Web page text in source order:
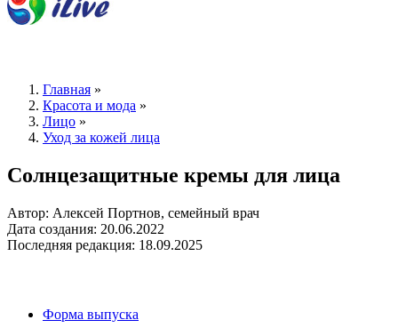
Главная »
Красота и мода »
Лицо »
Уход за кожей лица
Солнцезащитные кремы для лица
Автор: Алексей Портнов, семейный врач
Дата создания: 20.06.2022
Последняя редакция: 18.09.2025
Форма выпуска